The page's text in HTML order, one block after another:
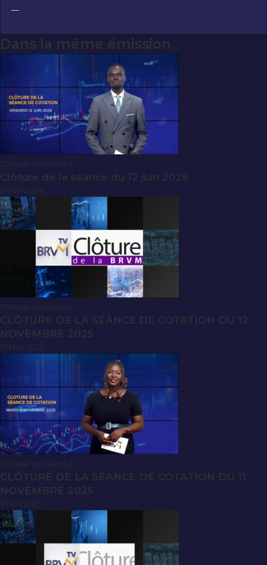
—
Dans la même émission
Clôture de la séance du 12 juin 2026
CLÔTURE DE LA SÉANCE DE COTATION DU 12
NOVEMBRE 2025
CLÔTURE DE LA SÉANCE DE COTATION DU 11
NOVEMBRE 2025